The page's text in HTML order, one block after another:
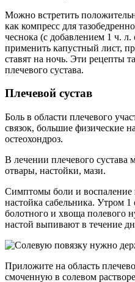
Можно встретить
как компресс для
чеснока (с добавлением 1 ч.
применить капустный лист,
ставят на ночь. Эти рецепты
плечевого сустава.
Плечевой сустав
Боль в области плечевого
связок, большие физические
остеохондроз.
В лечении плечевого
отвары, настойки, мази.
Симптомы боли и воспаление
настойка сабельника. Утром 1
болотного и хвоща полевого
настой выпивают в течение
Приложите на область
смоченную в солевом